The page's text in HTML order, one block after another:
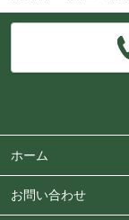
ホーム
お問い合わせ